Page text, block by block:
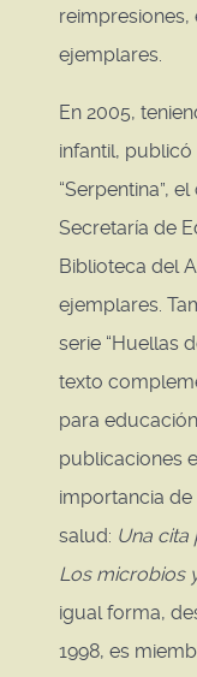
reimpresiones,
ejemplares.
En 2005,
infantil, publicó
“Serpentina”,
Secretaría de
Biblioteca del
ejemplares.
serie “Huellas
texto
para
publicaciones
importancia de
salud: Una cita
Los microbios
igual forma,
1998, es